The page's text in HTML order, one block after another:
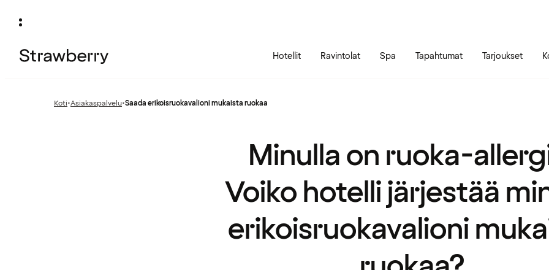
Hotellit Ravintolat Spa Tapahtumat Tarjoukset
Koti•Edellinen
Asiakaspalvelu•Saada erikoisruokavalioni mukaista ruokaa
Minulla on ruoka-
Voiko hotelli järjestää
erikoisruokavalioni